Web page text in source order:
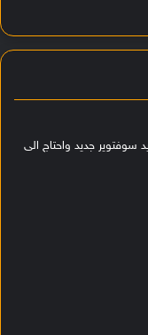
جديد واحتاج الى